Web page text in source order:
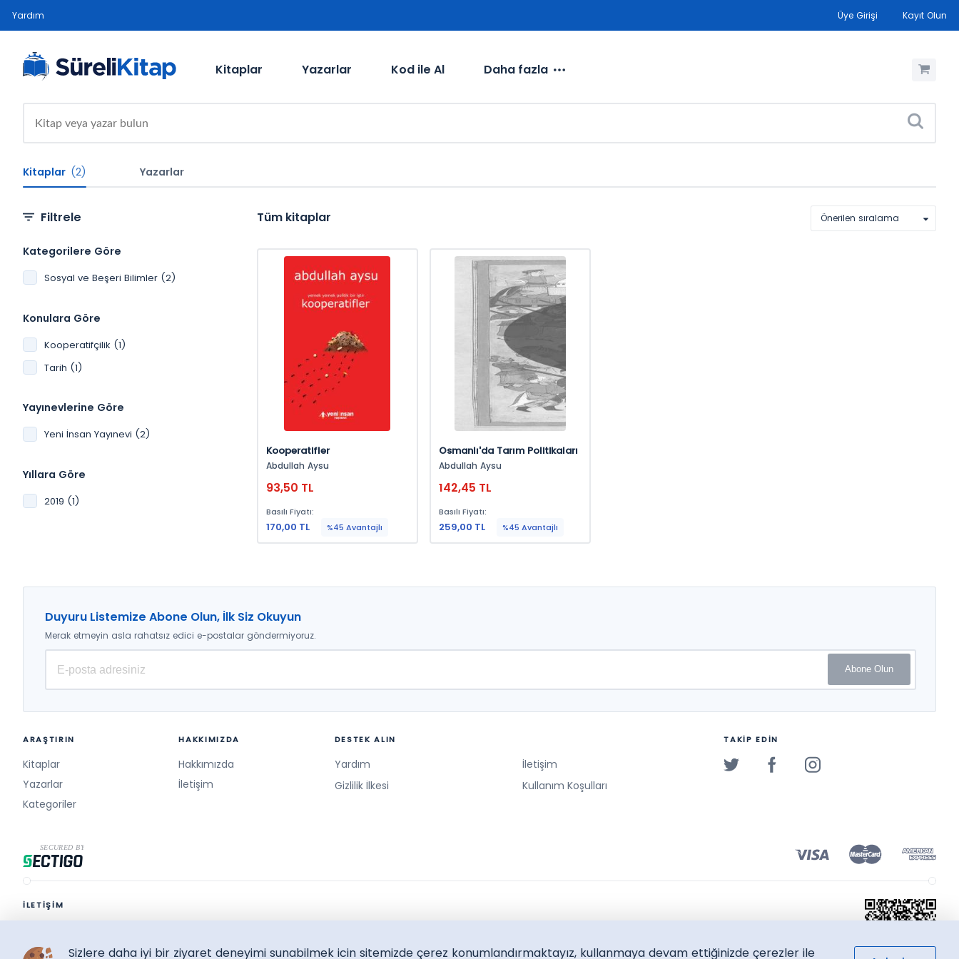
Yardım Üye Girişi Kayıt Olun
Kitaplar Yazarlar Kod ile Al Daha fazla
Kitaplar (2) Yazarlar
Filtrele
Kategorilere Göre
Sosyal ve Beşeri Bilimler (2)
Konulara Göre
Kooperatifçilik (1)
Tarih (1)
Yayınevlerine Göre
Yeni İnsan Yayınevi (2)
Yıllara Göre
2019 (1)
Tüm kitaplar Önerilen sıralama
Kooperatifler
Abdullah Aysu
93,50 TL
Basılı Fiyatı:
170,00 TL %45 Avantajlı
Osmanlı'da Tarım Politikaları
Abdullah Aysu
142,45 TL
Basılı Fiyatı:
259,00 TL %45 Avantajlı
Duyuru Listemize Abone Olun, İlk Siz Okuyun
Merak etmeyin asla rahatsız edici e-postalar göndermiyoruz.
Abone Olun
ARAŞTIRIN
Kitaplar
Yazarlar
Kategoriler
HAKKIMIZDA
Hakkımızda
İletişim
DESTEK ALIN
Yardım
İletişim
Gizlilik İlkesi
Kullanım Koşulları
TAKİP EDİN
İLETİŞİM
Sizlere daha iyi bir ziyaret deneyimi sunabilmek icin sitemizde çerez konumlandırmaktayız, kullanmaya devam ettiğinizde çerezler ile